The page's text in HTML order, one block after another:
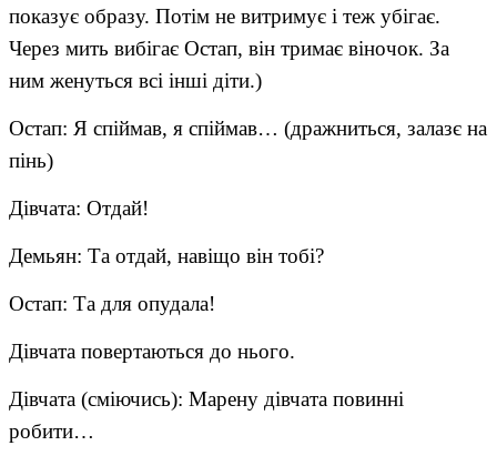
показує образу. Потім не витримує і теж убігає.
Через мить вибігає Остап, він тримає віночок. За
ним женуться всі інші діти.)
Остап: Я спіймав, я спіймав… (дражниться, залазє на
пінь)
Дівчата: Отдай!
Демьян: Та отдай, навіщо він тобі?
Остап: Та для опудала!
Дівчата повертаються до нього.
Дівчата (сміючись): Марену дівчата повинні
робити…